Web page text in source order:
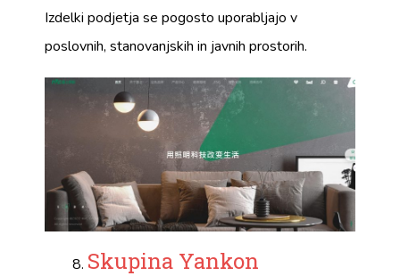
Izdelki podjetja se pogosto uporabljajo v
poslovnih, stanovanjskih in javnih prostorih.
Skupina Yankon